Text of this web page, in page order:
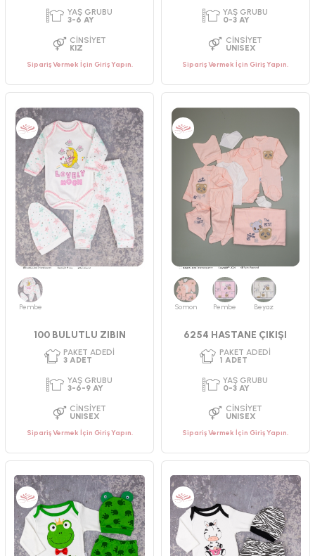
CINSIYET
KIZ
CINSIYET
UNISEX
PAKET ADEDI
3ADET
YAŞ GRUBU
3-6 AY
CINSIYET
Sipariş Vermek İçin Giriş Yapın.
PAKET ADEDI
2
YAŞ GRUBU
CINSIYET
Sipariş Vermek İçin Giriş Yapın.
Pembe
100 BULUTLU ZIBIN
Sipariş Vermek İçin Giriş Yapın.
Somon Pembe Beyaz
6254 HASTANE ÇIKIŞI
Sipariş Vermek İçin Giriş Yapın.